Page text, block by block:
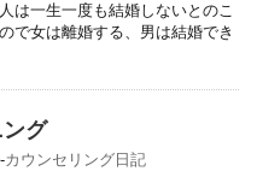
は一生一度も結婚しないとのこ
で女は離婚する、男は結婚でき
グ
-カウンセリング日記